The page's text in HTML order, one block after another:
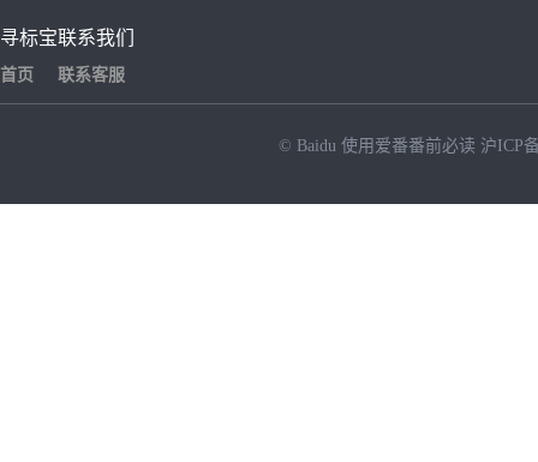
寻标宝
首页
联系我们
联系客服
© Baidu 使用爱番番前必读 沪ICP